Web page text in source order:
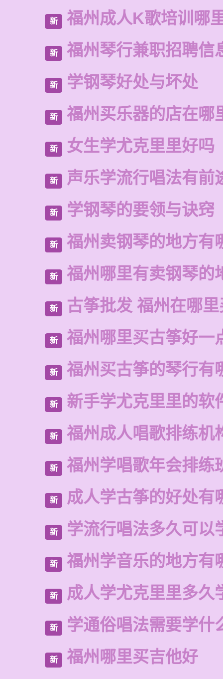
新 福州成人K歌培训哪
新 福州琴行兼职招聘信
新 学钢琴好处与坏处
新 福州买乐器的店在哪
新 女生学尤克里里好吗
新 声乐学流行唱法有前
新 学钢琴的要领与诀窍
新 福州卖钢琴的地方有
新 福州哪里有卖钢琴的
新 古筝批发 福州在哪
新 福州哪里买古筝好一
新 福州买古筝的琴行有
新 新手学尤克里里的软
新 福州成人唱歌排练机
新 福州学唱歌年会排练
新 成人学古筝的好处有
新 学流行唱法多久可以
新 福州学音乐的地方有
新 成人学尤克里里多久
新 学通俗唱法需要学什
新 福州哪里买吉他好